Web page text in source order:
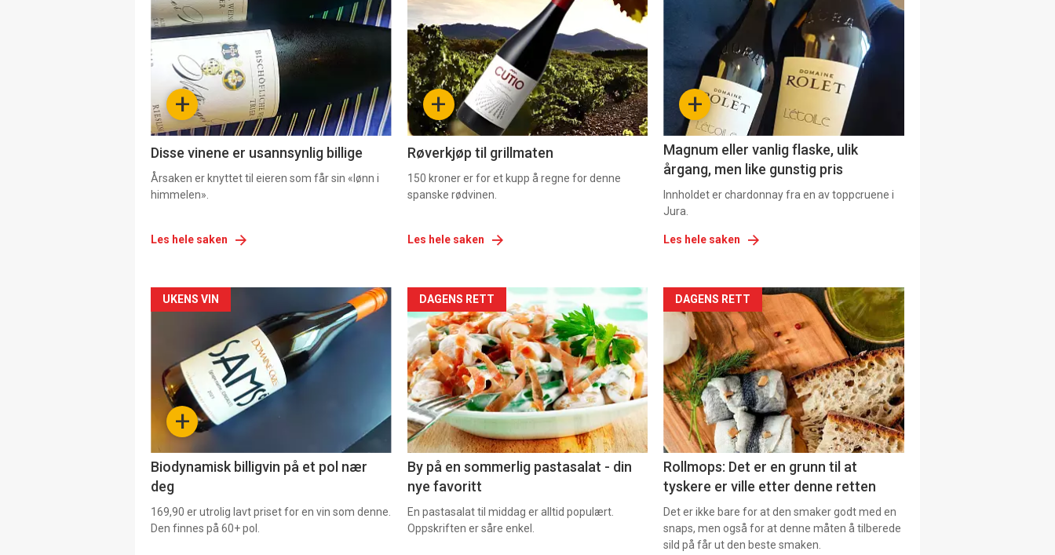
+
Disse vinene er usannsynlig billige
Årsaken er knyttet til eieren som får sin «lønn i
himmelen».
Les hele saken
akkurat
nå
-
2 +
Røverkjøp til grillmaten
150 kroner er for et kupp å regne for denne
spanske rødvinen.
Les hele saken
akkurat
nå
+
Magnum eller vanlig flaske, ulik
årgang, men like gunstig pris
Innholdet er chardonnay fra en av toppcruene i
Jura.
Les hele saken
Forsiden
akkurat
nå
-
+
UKENS VIN
Biodynamisk billigvin på et pol nær
deg
169,90 er utrolig lavt priset for en vin som denne.
Den finnes på 60+ pol.
Forsiden
akkurat
nå
-
5
DAGENS RETT
By på en sommerlig pastasalat - din
nye favoritt
En pastasalat til middag er alltid populært.
Oppskriften er såre enkel.
Forsiden
akkurat
nå
-
6
DAGENS RETT
Rollmops: Det er en grunn til at
tyskere er ville etter denne retten
Det er ikke bare for at den smaker godt med en
snaps, men også for at denne måten å tilberede
sild på får ut den beste smaken.